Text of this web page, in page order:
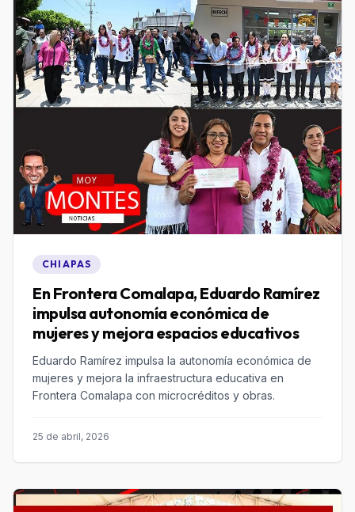
CHIAPAS
En Frontera Comalapa, Eduardo Ramírez
impulsa autonomía económica de
mujeres y mejora espacios educativos
Eduardo Ramírez impulsa la autonomía económica de
mujeres y mejora la infraestructura educativa en
Frontera Comalapa con microcréditos y obras.
25 de abril, 2026